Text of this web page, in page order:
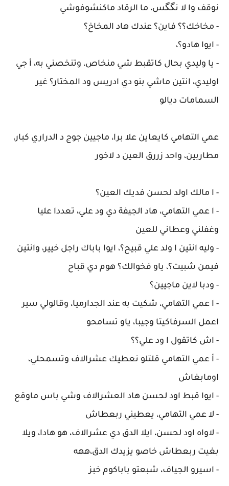
نوقف وا لا نگگس، ما الرقاد ماكنشوفوشي
- مخاخك؟؟ فاين؟ عندك هاد المخاخ؟
- ايوا هادو؟،
- يا وليدي بحال كاتقبط شي منخاص، وتنخصني به، أ جي
اوليدي، انتين ماشي بنو دي ادريس ود المختار؟ غير
السمامات ديالو
عمي التهامي كايعاين علا برا، ماجيين جوج د الدراري كبار،
مطاربين، واحد زررق العين د لاخور
- ا مالك اولد لحسن فديك العين؟
- ا عمي التهامي، هاد الجيفة دي ود علي، تعددا عليا
وغفلني وعطاني للعين
- وليه انتين ا ولد علي قبيح؟، ايوا باباك راجل خيير، وانتين
فيمن شبيت؟، ياو فخوالك؟ هوم دي قباح
- ودبا لاين ماجيين؟
- ا عمي التهامي، شكيت به عند الجدارميا، وقالولي سير
اعمل السرفاكيتا وجيبا، ياو تسامحو
- اش كاتقول ا ود علي؟؟
- أ عمي التهامي قلتلو نعطيك عشرالاف وتسمحلي،
اومابغاش
- ايوا قبط اود لحسن هاد العشرالاف وشي باس ماوقع
- لا عمي التهامي، يعطيني ربعطاش
- لاواه اود لحسن، ايلا الدق دي عشرالاف، هو هادا، ويلا
بغيت ربعطاش خاصو يزيدك الدق،ههه
- اسيرو الجياف، شبعتو باباكوم خبز